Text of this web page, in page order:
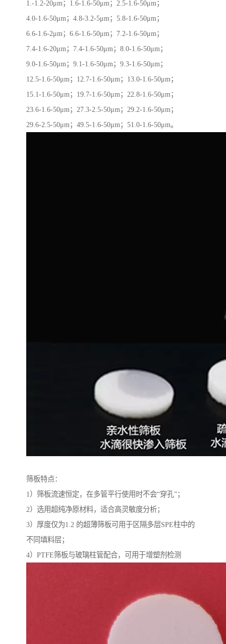
1.-1.2-20μm；1.6-1.6-50μm；2.5-1.6-50μm；
4.0-1.6-50μm；4.8-3.2-5μm；5.8-1.6-50μm；
6.6-1.6-2μm；6.6-1.6-50μm；7.2-1.6-50μm；
7.4-1.6-20μm；7.4-1.6-50μm；8.0-1.6-50μm；
9.0-1.6-50μm；9.1-1.6-50μm；9.3-1.6-50μm；
12.5-1.6-50μm；12.7-1.6-50μm；13.0-1.6-50μm；
15.1-1.6-50μm；19.7-1.6-50μm；22.8-1.6-50μm；
23.6-1.6-50μm；27.3-2.5-50μm；29.2-1.6-50μm；
29.6-2.5-50μm；49.5-1.6-50μm；51.0-1.6-50μm。
筛板特点：
1）筛板流速恒定，在多管平行使用时不会“穿孔”；
2）选用超纯净原材料，适合高灵敏度分析；
3）厚度仅为1.2 的超薄筛板可用于区隔多层SPE柱中的
不同填料层；
4）PTFE筛板与玻璃柱管配合，可用于增塑剂检测